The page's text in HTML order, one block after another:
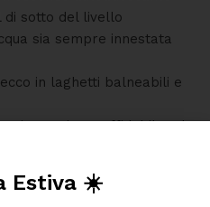
di sotto del livello
sia sempre innestata
in laghetti balneabili e
precisa e affidabile ad
Estiva ☀️